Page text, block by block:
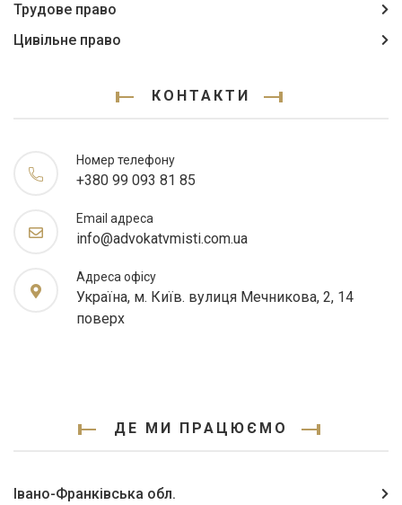
Трудове право
Цивільне право
КОНТАКТИ
Номер телефону
+380 99 093 81 85
Email адреса
info@advokatvmisti.com.ua
Адреса офісу
Україна, м. Київ. вулиця Мечникова, 2, 14
поверх
ДЕ МИ ПРАЦЮЄМО
Івано-Франківська обл.